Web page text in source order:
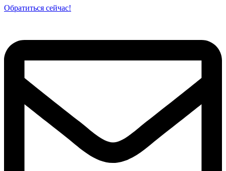
Обратиться сейчас!